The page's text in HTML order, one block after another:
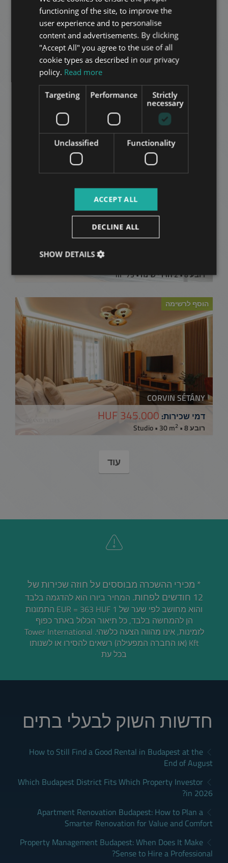
CORVIN PROMENADE
דמי שכירות:320.000 HUF
הוסף לרשימה
רובע 8 • 2 חדרי שינה • 75 m
הוסף לרשימה
CORVIN SÉTÁNY
דמי שכירות: 345.000 HUF
רובע 8 • Studio • 30 m 2
עוד
* מכירי ההשכרה מבוססים על חוזה שכירות של
12 חודשים לפחות.
המחיר ביורו הוא להדגמה בלבד
והוא מחושב לפי שער של 1 EUR = 363 HUF התמונות
הן להמחשה בלבד, כל תיאור הכלול באתר כפוף
לזמינות, אינו מהווה הצעה כלשהי. Tower International
Kft (או החברה המפעילה) רשאים להסירו או לשנותו
בכל עת
חדשות השוק לבעלי בתים
How to Still Find a Good Rental in Budapest at the
End of August
Which Budapest District Fits Which Property Investor
in 2026?
Apartment Renovation Budapest: How to Plan a
Smarter Renovation for Value and Comfort
Property Management Budapest: When Does It Make
Sense to Hire a Professional?
HUNGARIAN
GERMAN
FRENCH
ITALIAN
SPANISH
RUSSIAN
ARABIC
functioning of the site, to improve the
user experience and to personalise
content and advertisements. By clicking
"Accept All" you agree to the use of all
cookie types as described in our privacy
policy. Read more
Strictly
necessary
Performance
Targeting
Functionality
Unclassified
ACCEPT ALL
DECLINE ALL
SHOW DETAILS